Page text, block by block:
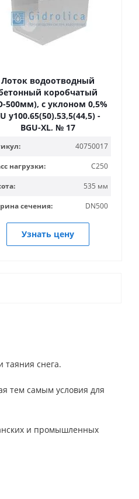
Лоток водоотводный
коробчатый
500мм), с уклоном 0,5%
у100.65(50).53,5(44,5) -
BGU-XL, № 17
40750017
нагрузки:
C250
535 мм
сечения:
DN500
Узнать цену
таяния снега.
тем самым условия для
и промышленных